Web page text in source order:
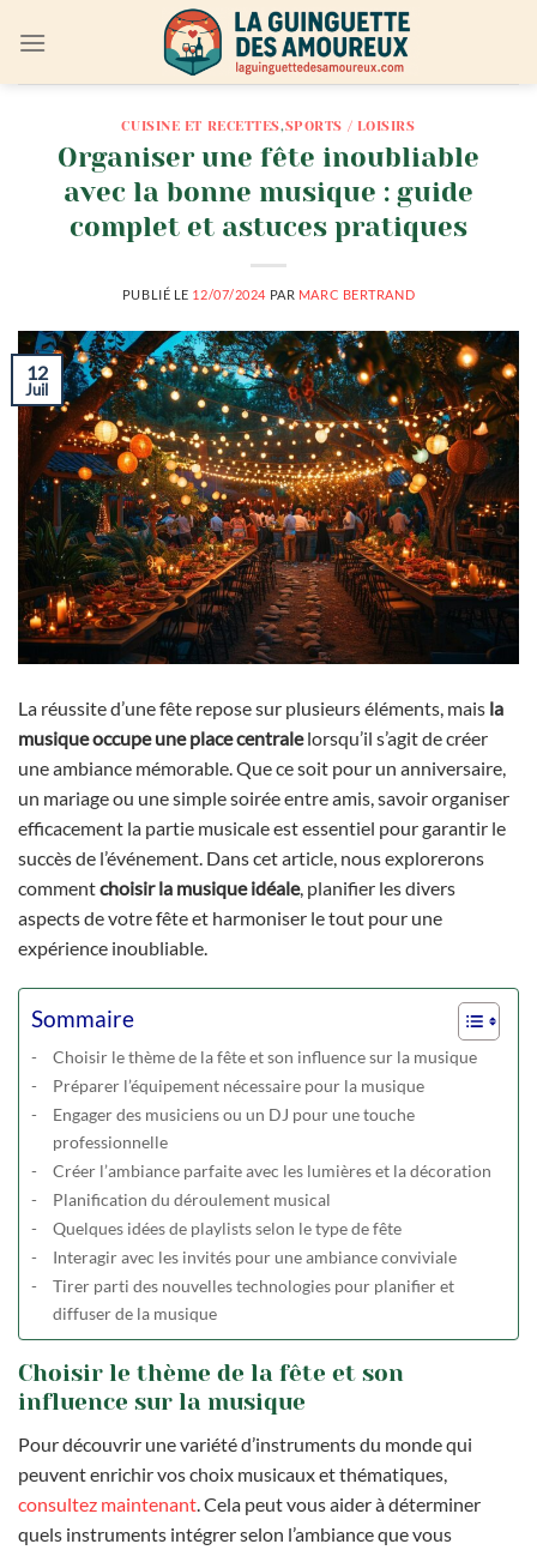
CUISINE ET RECETTES,SPORTS / LOISIRS
Organiser une fête inoubliable
avec la bonne musique : guide
complet et astuces pratiques
PUBLIÉ LE 12/07/2024 PAR MARC BERTRAND
12
Juil
La réussite d’une fête repose sur plusieurs éléments, mais la
musique occupe une place centralelorsqu’il s’agit de créer
une ambiance mémorable. Que ce soit pour un anniversaire,
un mariage ou une simple soirée entre amis, savoir organiser
efficacement la partie musicale est essentiel pour garantir le
succès de l’événement. Dans cet article, nous explorerons
commentchoisir la musique idéale, planifier les divers
aspects de votre fête et harmoniser le tout pour une
expérience inoubliable.
Sommaire
Choisir le thème de la fête et son influence sur la musique
Préparer l’équipement nécessaire pour la musique
Engager des musiciens ou un DJ pour une touche
professionnelle
Créer l’ambiance parfaite avec les lumières et la décoration
Planification du déroulement musical
Quelques idées de playlists selon le type de fête
Interagir avec les invités pour une ambiance conviviale
Tirer parti des nouvelles technologies pour planifier et
diffuser de la musique
Choisir le thème de la fête et son
influence sur la musique
Pour découvrir une variété d’instruments du monde qui
peuvent enrichir vos choix musicaux et thématiques,
consultez maintenant . Cela peut vous aider à déterminer
quels instruments intégrer selon l’ambiance que vous